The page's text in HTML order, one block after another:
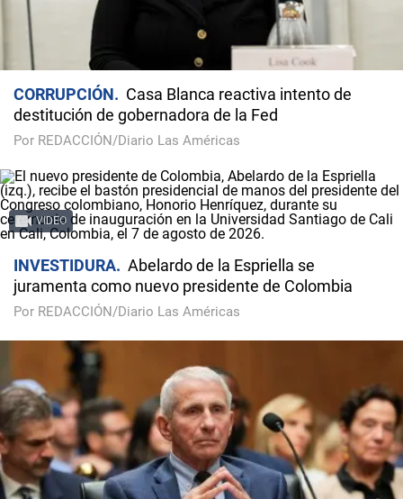
CORRUPCIÓN
Casa Blanca reactiva intento de
destitución de gobernadora de la Fed
Por REDACCIÓN/Diario Las Américas
VIDEO
INVESTIDURA
Abelardo de la Espriella se
juramenta como nuevo presidente de Colombia
Por REDACCIÓN/Diario Las Américas